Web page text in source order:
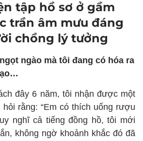
tập hồ sơ ở gầm
trần âm mưu đáng
chồng lý tưởng
ngào mà tôi đang có hóa ra
đây 6 năm, tôi nhận được một
rằng: “Em có thích uống rượu
nghĩ cả tiếng đồng hồ, tôi mới
không ngờ khoảnh khắc đó đã